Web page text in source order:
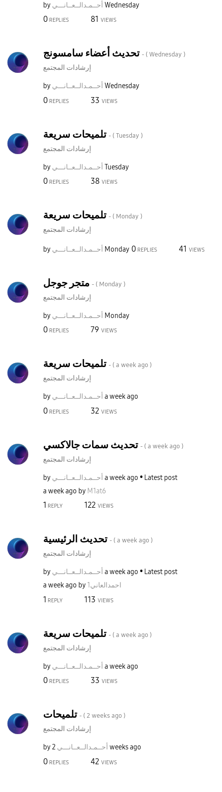
by أحــمـدالــعــانـــي Wednesday
0 REPLIES 81 VIEWS
تحديث أعضاء سامسونج - ( Wednesday )
إرشادات المجتمع
by أحــمـدالــعــانـــي Wednesday
0 REPLIES 33 VIEWS
تلميحات سريعة - ( Tuesday )
إرشادات المجتمع
by أحــمـدالــعــانـــي Tuesday
0 REPLIES 38 VIEWS
تلميحات سريعة - ( Monday )
إرشادات المجتمع
by أحــمـدالــعــانـــي Monday 0 REPLIES 41 VIEWS
- ( Monday )
إرشادات المجتمع
by أحــمـدالــعــانـــي Monday
0 REPLIES 79 VIEWS
تلميحات سريعة - ( a week ago )
إرشادات المجتمع
by أحــمـدالــعــانـــي a week ago
0 REPLIES 32 VIEWS
تحديث سمات جالاكسي - ( a week ago )
إرشادات المجتمع
by أحــمـدالــعــانـــي a week ago
Latest post
a week ago by M1at6
1 REPLY 122 VIEWS
تحديث الرئيسية - ( a week ago )
إرشادات المجتمع
by أحــمـدالــعــانـــي a week ago
Latest post
a week ago by 1احمدالعاني
1 REPLY 113 VIEWS
تلميحات سريعة - ( a week ago )
إرشادات المجتمع
by أحــمـدالــعــانـــي a week ago
0 REPLIES 33 VIEWS
تلميحات - ( 2 weeks ago )
إرشادات المجتمع
by أحــمـدالــعــانـــي 2 weeks ago
0 REPLIES 42 VIEWS